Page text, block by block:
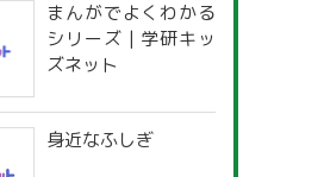
まんがでよくわかる
シリーズ | 学研キッ
ズネット
身近なふしぎ